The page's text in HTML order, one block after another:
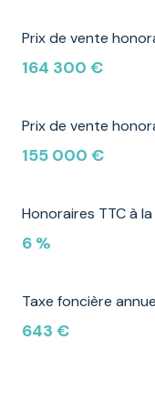
Prix de vente
164 300 €
Prix de vente
155 000 €
Honoraires TTC à
6 %
Taxe foncière
643 €